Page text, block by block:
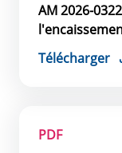
AM 2026-
Chénier
Télécharger
PDF